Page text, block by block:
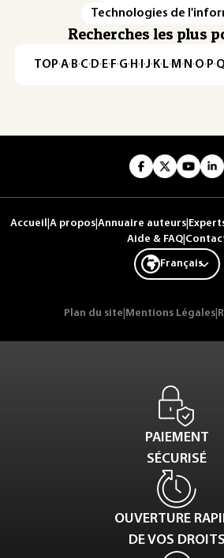
Technologies de
Recherches les plus
TOP·A·B·C· D· E· F·G· H · ·J· K· L· M · N ·O· P·Q
Accueil A propos Annuaire auteurs
Aide & FAQ|
Français
Plan du site Mentions Légales
PAIEMENT
SÉCURISÉ
OUVERTURE
DE VOS DROITS